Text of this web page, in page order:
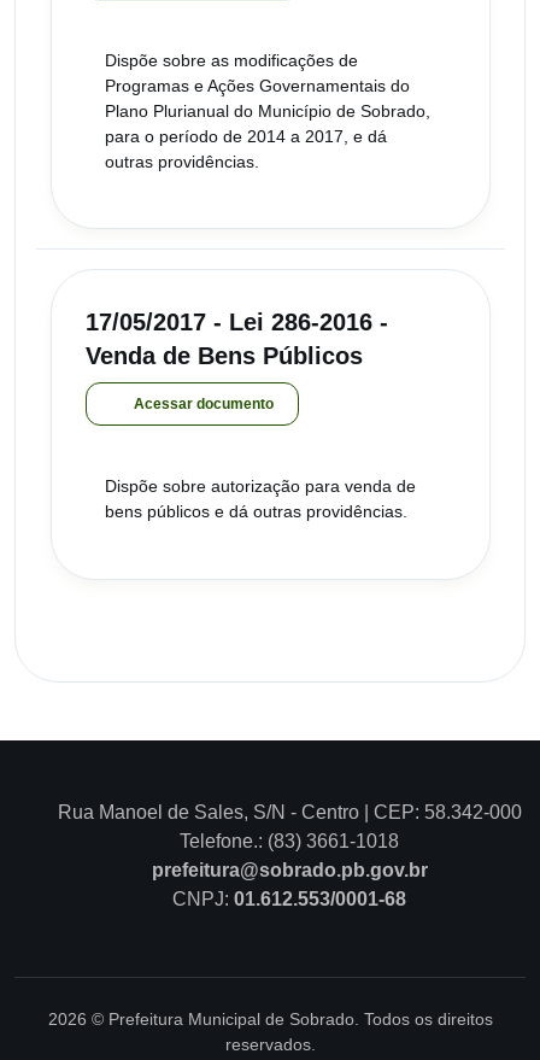
Dispõe sobre as modificações de
Programas e Ações Governamentais do
Plano Plurianual do Município de Sobrado,
para o período de 2014 a 2017, e dá
outras providências.
17/05/2017 - Lei 286-2016 -
Venda de Bens Públicos
Acessar documento
Dispõe sobre autorização para venda de
bens públicos e dá outras providências.
Rua Manoel de Sales, S/N - Centro | CEP: 58.342-000
Telefone.: (83) 3661-1018
prefeitura@sobrado.pb.gov.br
CNPJ: 01.612.553/0001-68
2026 © Prefeitura Municipal de Sobrado. Todos os direitos
reservados.